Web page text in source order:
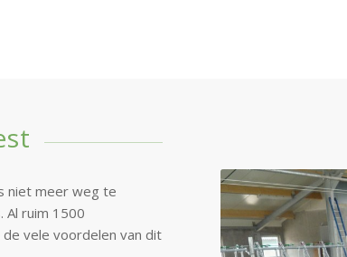
niet meer weg te
Al ruim 1500
vele voordelen van dit